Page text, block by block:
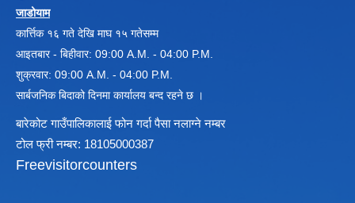
जाडोयाम
कार्त्तिक १६ गते देखि माघ १५ गतेसम्म
आइतबार - बिहीवार: 09:00 A.M. - 04:00 P.M.
शुक्रवार: 09:00 A.M. - 04:00 P.M.
सार्बजनिक बिदाको दिनमा कार्यालय बन्द रहने छ ।
बारेकोट गाउँपालिकालाई फोन गर्दा पैसा नलाग्ने नम्बर
टोल फ्री नम्बर: 18105000387
Freevisitorcounters